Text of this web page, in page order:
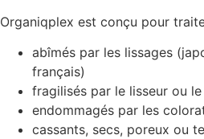
Organiqplex est conçu pour
abîmés par les lissages
français)
fragilisés par le lisseur ou le
endommagés par les
cassants, secs, poreux ou